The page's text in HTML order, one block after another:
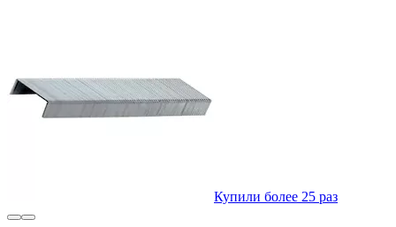
Купили более 25 раз